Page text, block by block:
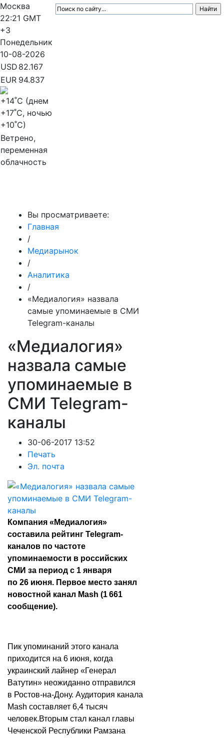
Москва
22:21 GMT
+3
Понедельник
10-08-2026
USD 82.167
EUR 94.837
+14˚C (днем
+17˚C, ночью
+10˚C)
Ветрено,
переменная
облачность
Вы просматриваете:
Главная
/
Медиарынок
/
Аналитика
/
«Медиалогия» назвала
самые упоминаемые в СМИ
Telegram-каналы
«Медиалогия»
назвала самые
упоминаемые в
СМИ Telegram-
каналы
30-06-2017 13:52
Печать
Эл. почта
Компания « Медиалогия»
составила рейтинг Telegram-
каналов по частоте
упоминаемости в российских
СМИ за период с 1 января
по 26 июня. Первое место занял
новостной канал Mash (1 661
сообщение).
Пик упоминаний этого канала
приходится на 6 июня, когда
украинский лайнер «Генерал
Ватутин» неожиданно отправился
в Ростов-на-Дону. Аудитория канала
Mash составляет 6,4 тысяч
человек.Вторым стал канал главы
Чеченской Республики Рамзана